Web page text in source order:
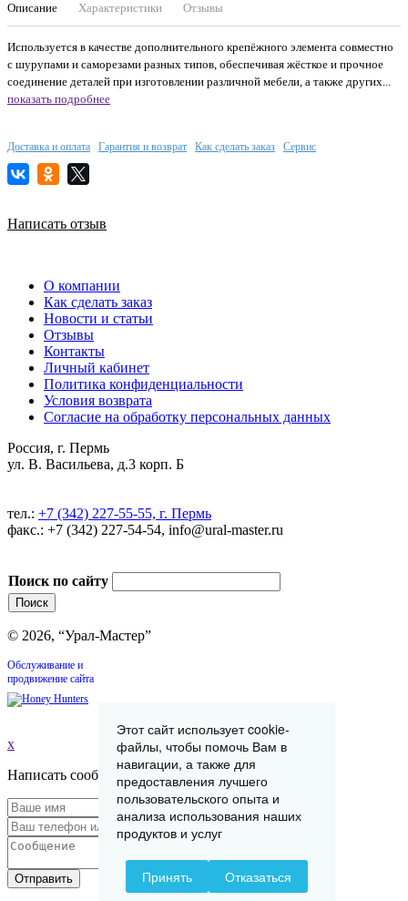
Описание Характеристики Отзывы
Используется в качестве дополнительного крепёжного элемента совместно
с шурупами и саморезами разных типов, обеспечивая жёсткое и прочное
соединение деталей при изготовлении различной мебели, а также других...
показать подробнее
Доставка и оплата Гарантия и возврат Как сделать заказ Сервис
Написать отзыв
О компании
Как сделать заказ
Новости и статьи
Отзывы
Контакты
Личный кабинет
Политика конфиденциальности
Условия возврата
Согласие на обработку персональных данных
Россия, г. Пермь
ул. В. Васильева, д.3 корп. Б
тел.: +7 (342) 227-55-55, г. Пермь
факс.: +7 (342) 227-54-54, info@ural-master.ru
Поиск по сайту
© 2026, “Урал-Мастер”
Обслуживание и
продвижение сайта
x
Написать сообщение
Отправить
Этот сайт использует cookie-
файлы, чтобы помочь Вам в
навигации, а также для
предоставления лучшего
пользовательского опыта и
анализа использования наших
продуктов и услуг
Принять Отказаться